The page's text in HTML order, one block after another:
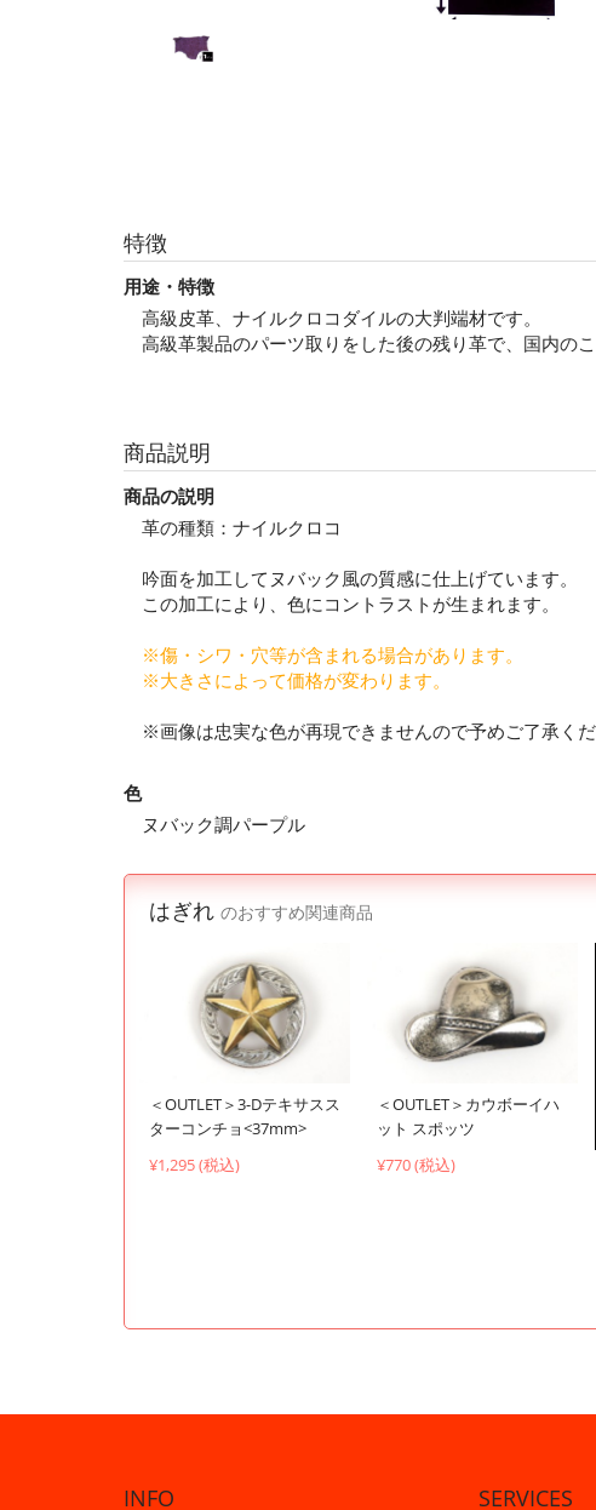
特徴
用途・特徴
高級皮革、ナイルクロコダイルの大判端材です。
高級革製品のパーツ取りをした後の残り革で、国内の
商品説明
商品の説明
革の種類：ナイルクロコ
吟面を加工してヌバック風の質感に仕上げています。
この加工により、色にコントラストが生まれます。
※傷・シワ・穴等が含まれる場合があります。
※大きさによって価格が変わります。
※画像は忠実な色が再現できませんので予めご了承くだ
色
ヌバック調パープル
はぎれ のおすすめ関連商品
＜OUTLET＞3-Dテキサスス
ターコンチョ<37mm>
¥1,295 (税込)
＜OUTLET＞カウボーイハ
ット スポッツ
¥770 (税込)
INFO SERVICES